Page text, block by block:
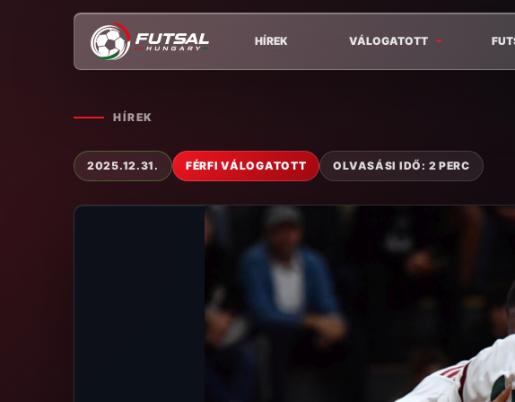
HÍREK VÁLOGATOTT
HÍREK
2025.12.31. FÉRFI VÁLOGATOTT OLVASÁSI IDŐ: 2 PERC